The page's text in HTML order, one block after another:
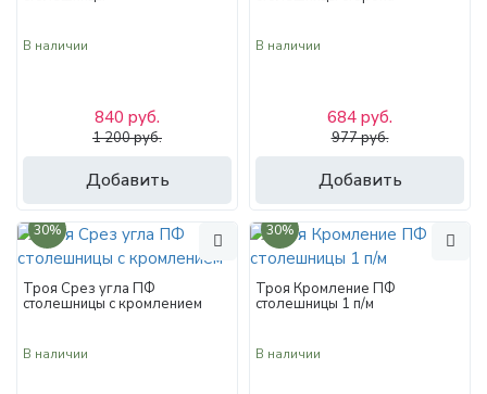
В наличии
Добавить
840 руб.
1 200 руб.
В наличии
Добавить
684 руб.
977 руб.
30%
Троя Срез угла ПФ
столешницы с кромлением
В наличии
30%
Троя Кромление ПФ
столешницы 1 п/м
В наличии